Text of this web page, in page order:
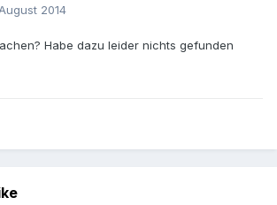
2014
Habe dazu leider nichts gefunden